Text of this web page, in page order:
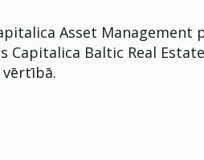
Asset Management
Capitalica Baltic Real